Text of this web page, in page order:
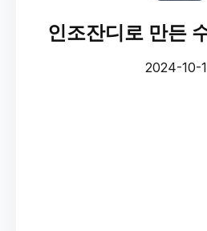
인조잔디로 만든
2024-10-